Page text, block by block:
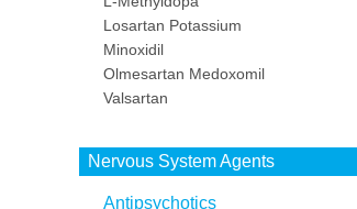
Losartan Potassium
Minoxidil
Olmesartan Medoxomil
Valsartan
Nervous System Agents
Antipsychotics